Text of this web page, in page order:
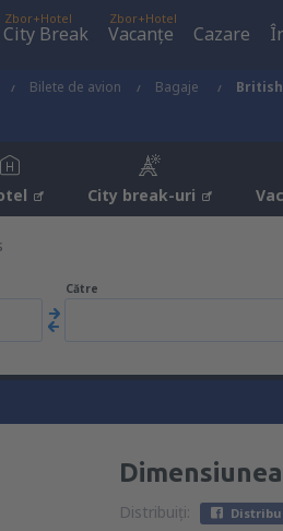
Zbor+Hotel
City Break
Zbor+Hotel
Vacanţe Cazare
Bilete de avion Bagaje
City break-uri
Către
Distribuiți: